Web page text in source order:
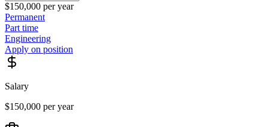
$150,000 per year
Permanent
Part time
Engineering
Apply on position
Salary
$150,000 per year